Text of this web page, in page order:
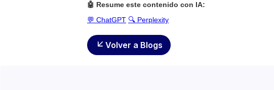
🤖 Resume este contenido con IA:
💬 ChatGPT 🔍 Perplexity
Volver a Blogs